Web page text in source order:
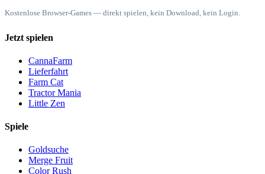
Kostenlose Browser-Games — direkt spielen, kein Download, kein Login.
Jetzt spielen
CannaFarm
Lieferfahrt
Farm Cat
Tractor Mania
Little Zen
Spiele
Goldsuche
Merge Fruit
Color Rush